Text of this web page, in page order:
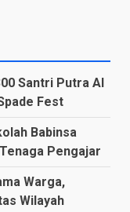
Santri Putra Al
Fest
Babinsa
Pengajar
Warga,
Wilayah